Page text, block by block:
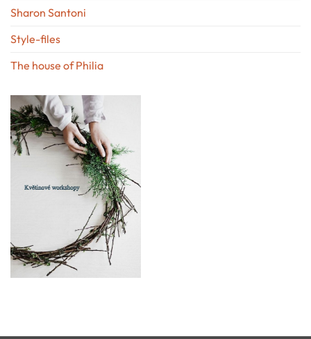
Sharon Santoni
Style-files
The house of Philia